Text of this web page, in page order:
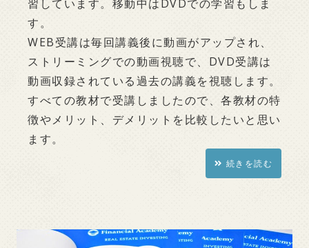
習しています。移動中はDVDでの学習もしま
す。
WEB受講は毎回講義後に動画がアップされ、
ストリーミングでの動画視聴で、DVD受講は
動画収録されている過去の講義を視聴します。
すべての教材で受講しましたので、各教材の特
徴やメリット、デメリットを比較したいと思い
ます。
続きを読む